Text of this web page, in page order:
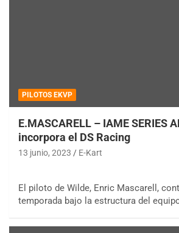
PILOTOS EKVP
E.MASCARELL – IAME SERIES
incorpora el DS Racing
13 junio, 2023 E-Kart
El piloto de Wilde, Enric Mascarell,
temporada bajo la estructura del